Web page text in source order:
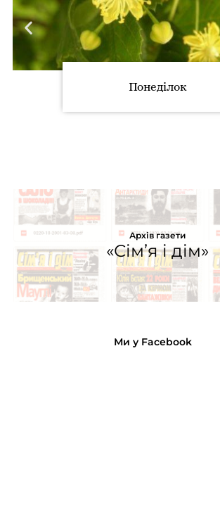
Понеділок
Архів газети
«Сім’я і дім»
Ми у Facebook